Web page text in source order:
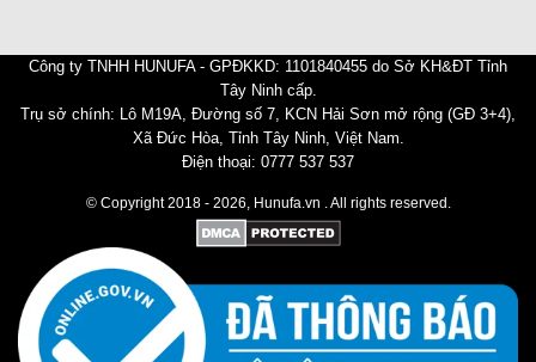
Công ty TNHH HUNUFA - GPĐKKD: 1101840455 do Sở KH&ĐT Tỉnh
Tây Ninh cấp.
Trụ sở chính: Lô M19A, Đường số 7, KCN Hải Sơn mở rộng (GĐ 3+4),
Xã Đức Hòa, Tỉnh Tây Ninh, Việt Nam.
Điện thoại: 0777 537 537
© Copyright 2018 - 2026, Hunufa.vn . All rights reserved.